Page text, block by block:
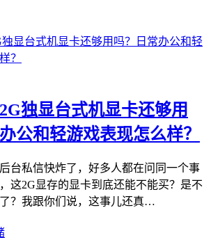
独显台式机显卡还够用
公和轻游戏表现怎么样？
台私信快炸了，好多人都在问同一个事
这2G显存的显卡到底还能不能买？是不
？我跟你们说，这事儿还真…